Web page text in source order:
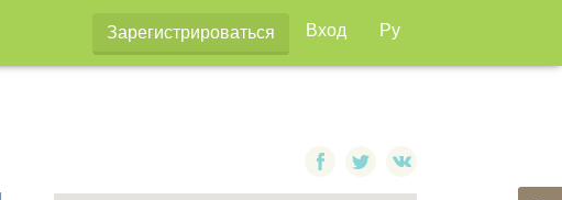
Зарегистрироваться Вход Ру